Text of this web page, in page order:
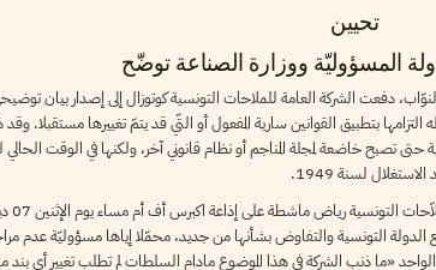
تحيين
المسؤوليّة ووزارة الصناعة توضّح
دفعت الشركة العامة للملاحات التونسية كوتوزال إلى إصدار بيان
07 ديسمبر 2015 أكّدت من خلاله التزامها بتطبيق القوانين سارية المفعول أو التّي قد يتمّ تغييرها
حتى تصبح خاضعة لمجلة المناجم أو نظام قانوني آخر، ولكنها في الوقت
لسنة 1949.
الشركة
الدولة التونسية والتفاوض بشأنها من جديد، محمّلا إياها مسؤوليّة عدم